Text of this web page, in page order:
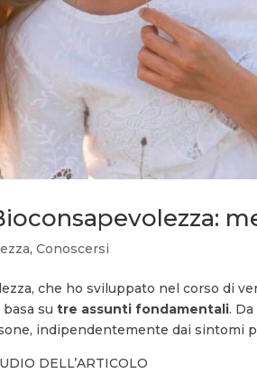
,Conoscersi
che ho sviluppato nel corso di
basa sutre assunti fondamentali.
indipendentemente dai sintomi
DELL’ARTICOLO